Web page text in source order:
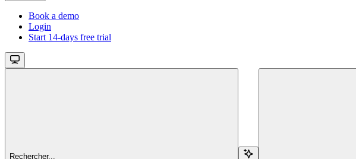
Book a demo
Login
Start 14-days free trial
Rechercher...